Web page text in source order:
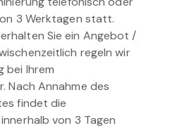
3 Werktagen statt.
Sie ein Angebot /
regeln wir
bei Ihrem
Nach Annahme des
findet die
von 3 Tagen